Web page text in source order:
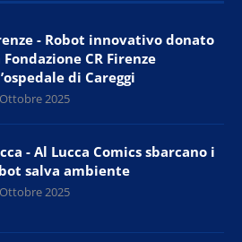
- Robot innovativo donato
Fondazione CR Firenze
di Careggi
2025
- Al Lucca Comics sbarcano i
salva ambiente
2025